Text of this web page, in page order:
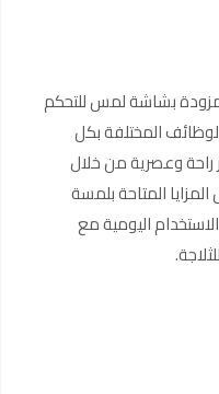
قدم دولابي مزودة بشاشة لمس للتحكم
المختلفة بكل
راحة وعصرية من خلال
المتاحة بلمسة
اليومية مع